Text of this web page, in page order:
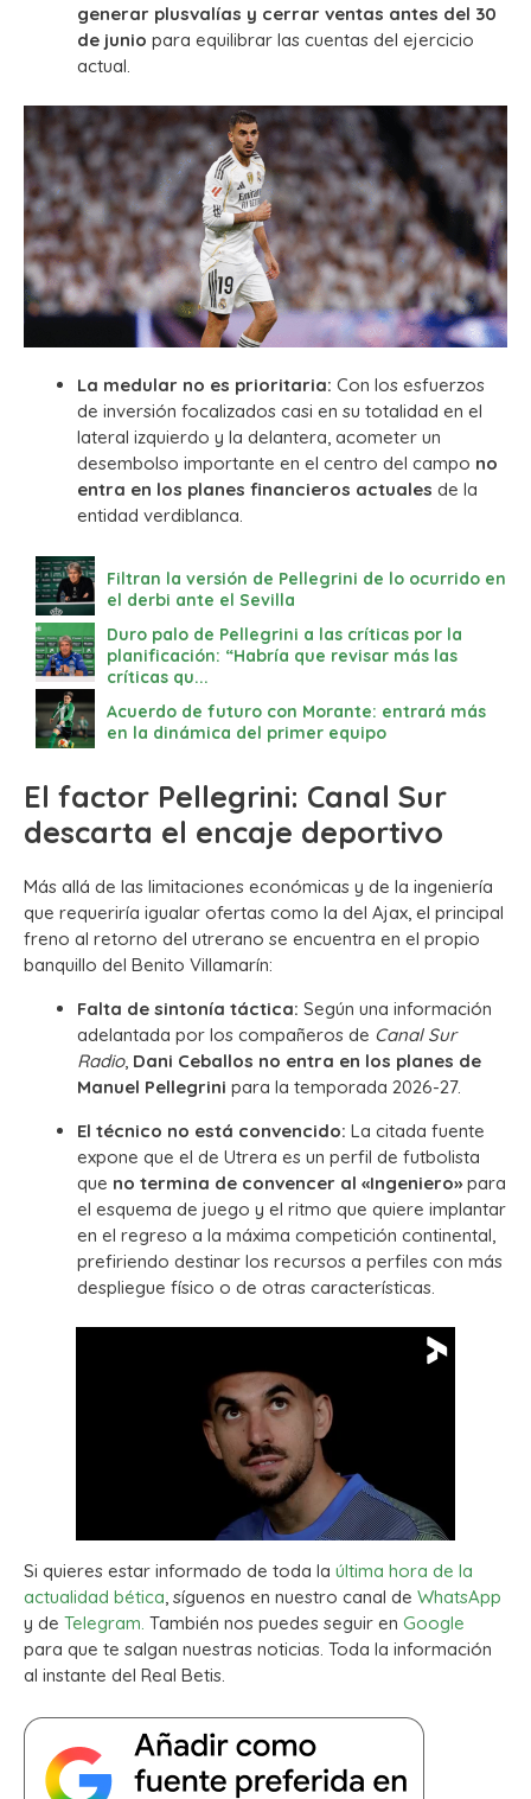
generar plusvalías y cerrar ventas antes del 30
de junio para equilibrar las cuentas del ejercicio
actual.
La medular no es prioritaria: Con los esfuerzos
de inversión focalizados casi en su totalidad en el
lateral izquierdo y la delantera, acometer un
desembolso importante en el centro del campo no
entra en los planes financieros actuales de la
entidad verdiblanca.
Filtran la versión de Pellegrini de lo ocurrido en
el derbi ante el Sevilla
Duro palo de Pellegrini a las críticas por la
planificación: “Habría que revisar más las
críticas qu...
Acuerdo de futuro con Morante: entrará más
en la dinámica del primer equipo
El factor Pellegrini: Canal Sur
descarta el encaje deportivo
Más allá de las limitaciones económicas y de la ingeniería
que requeriría igualar ofertas como la del Ajax, el principal
freno al retorno del utrerano se encuentra en el propio
banquillo del Benito Villamarín:
Falta de sintonía táctica: Según una información
adelantada por los compañeros de Canal Sur
Radio, Dani Ceballos no entra en los planes de
Manuel Pellegrini para la temporada 2026-27.
El técnico no está convencido: La citada fuente
expone que el de Utrera es un perfil de futbolista
que no termina de convencer al «Ingeniero» para
el esquema de juego y el ritmo que quiere implantar
en el regreso a la máxima competición continental,
prefiriendo destinar los recursos a perfiles con más
despliegue físico o de otras características.
Si quieres estar informado de toda la última hora de la
actualidad bética, síguenos en nuestro canal de WhatsApp
y de Telegram. También nos puedes seguir en Google
para que te salgan nuestras noticias. Toda la información
al instante del Real Betis.